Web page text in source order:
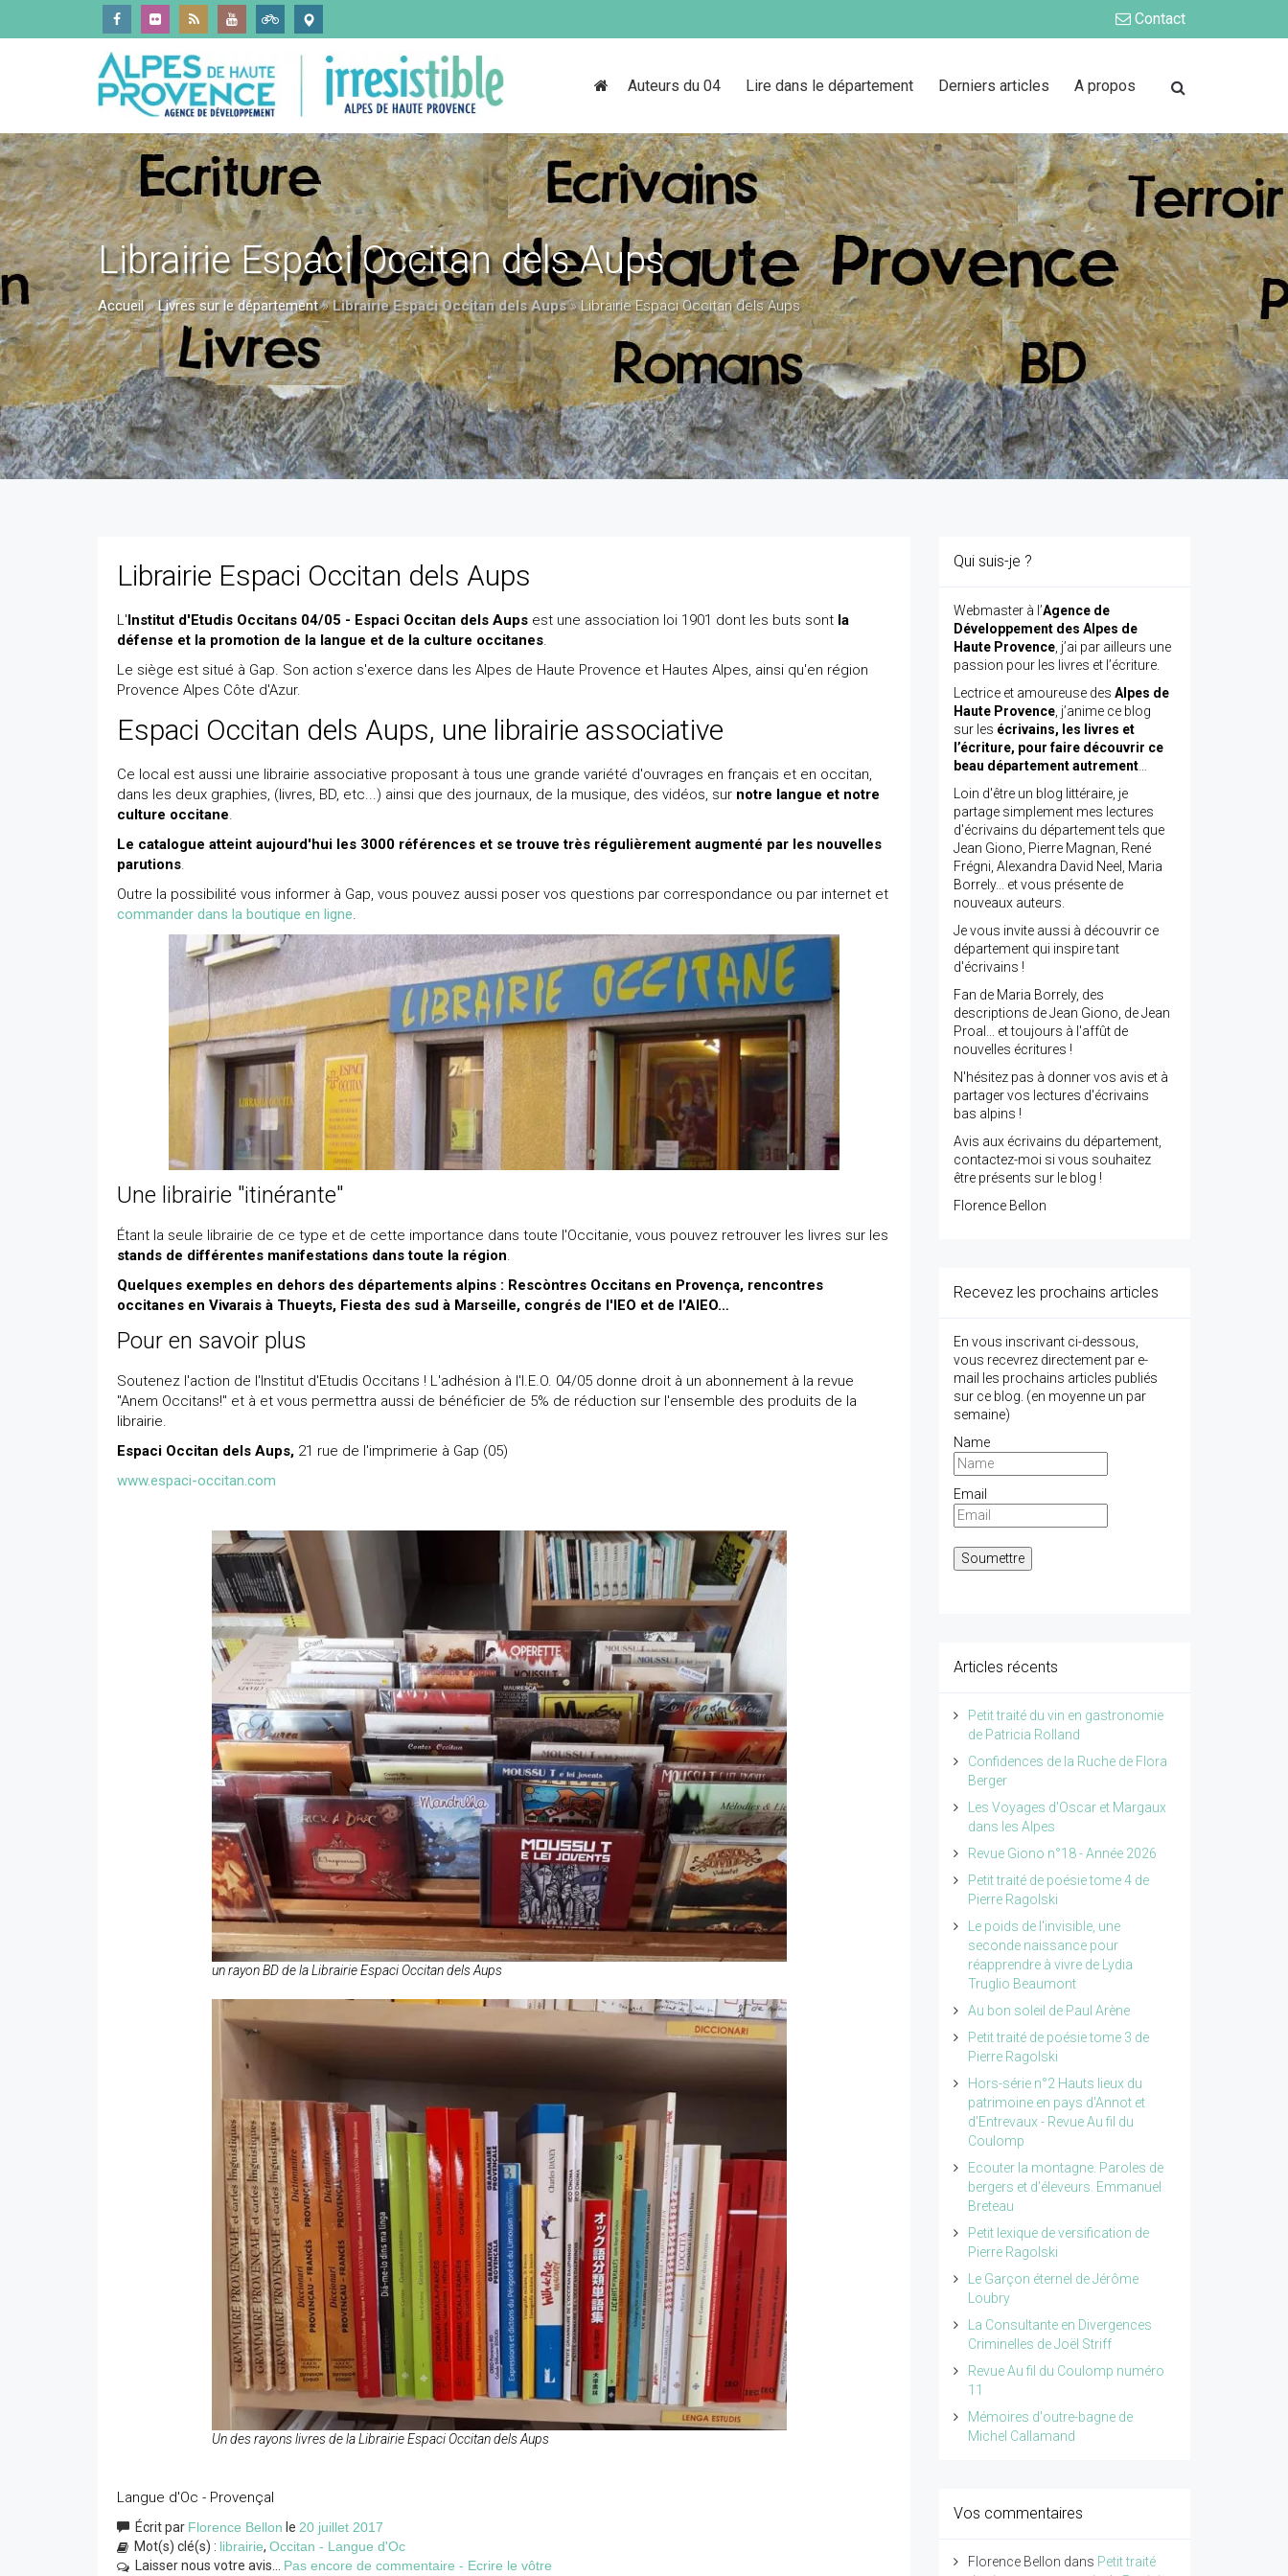
Contact
Auteurs du 04 Lire dans le département Derniers articles A propos
Librairie Espaci Occitan dels Aups
Accueil»Livres sur le département»Librairie Espaci Occitan dels Aups»Librairie Espaci Occitan dels Aups
Librairie Espaci Occitan dels Aups
L'Institut d'Etudis Occitans 04/05 - Espaci Occitan dels Aups est une association loi 1901 dont les buts sont la
défense et la promotion de la langue et de la culture occitanes.
Le siège est situé à Gap. Son action s'exerce dans les Alpes de Haute Provence et Hautes Alpes, ainsi qu'en région
Provence Alpes Côte d'Azur.
Espaci Occitan dels Aups, une librairie associative
Ce local est aussi une librairie associative proposant à tous une grande variété d'ouvrages en français et en occitan,
dans les deux graphies, (livres, BD, etc...) ainsi que des journaux, de la musique, des vidéos, sur notre langue et notre
culture occitane.
Le catalogue atteint aujourd'hui les 3000 références et se trouve très régulièrement augmenté par les nouvelles
parutions.
Outre la possibilité vous informer à Gap, vous pouvez aussi poser vos questions par correspondance ou par internet et
commander dans la boutique en ligne.
Une librairie "itinérante"
Étant la seule librairie de ce type et de cette importance dans toute l'Occitanie, vous pouvez retrouver les livres sur les
stands de différentes manifestations dans toute la région.
Quelques exemples en dehors des départements alpins : Rescòntres Occitans en Provença, rencontres
occitanes en Vivarais à Thueyts, Fiesta des sud à Marseille, congrés de l'IEO et de l'AIEO…
Pour en savoir plus
Soutenez l'action de l'Institut d'Etudis Occitans ! L'adhésion à l'I.E.O. 04/05 donne droit à un abonnement à la revue
"Anem Occitans!" et à et vous permettra aussi de bénéficier de 5% de réduction sur l'ensemble des produits de la
librairie.
Espaci Occitan dels Aups, 21 rue de l'imprimerie à Gap (05)
www.espaci-occitan.com
un rayon BD de la Librairie Espaci Occitan dels Aups
Un des rayons livres de la Librairie Espaci Occitan dels Aups
Langue d'Oc - Provençal
Écrit par Florence Bellon le 20 juillet 2017
Mot(s) clé(s) : librairie, Occitan - Langue d'Oc
Laisser nous votre avis... Pas encore de commentaire - Ecrire le vôtre
Qui suis-je ?
Webmaster à l’Agence de
Développement des Alpes de
Haute Provence, j’ai par ailleurs une
passion pour les livres et l’écriture.
Lectrice et amoureuse des Alpes de
Haute Provence, j’anime ce blog
sur les écrivains, les livres et
l’écriture, pour faire découvrir ce
beau département autrement…
Loin d'être un blog littéraire, je
partage simplement mes lectures
d'écrivains du département tels que
Jean Giono, Pierre Magnan, René
Frégni, Alexandra David Neel, Maria
Borrely... et vous présente de
nouveaux auteurs.
Je vous invite aussi à découvrir ce
département qui inspire tant
d'écrivains !
Fan de Maria Borrely, des
descriptions de Jean Giono, de Jean
Proal... et toujours à l'affût de
nouvelles écritures !
N'hésitez pas à donner vos avis et à
partager vos lectures d'écrivains
bas alpins !
Avis aux écrivains du département,
contactez-moi si vous souhaitez
être présents sur le blog !
Florence Bellon
Recevez les prochains articles
En vous inscrivant ci-dessous,
vous recevrez directement par e-
mail les prochains articles publiés
sur ce blog. (en moyenne un par
semaine)
Name
Email
Articles récents
Petit traité du vin en gastronomie
de Patricia Rolland
Confidences de la Ruche de Flora
Berger
Les Voyages d'Oscar et Margaux
dans les Alpes
Revue Giono n°18 - Année 2026
Petit traité de poésie tome 4 de
Pierre Ragolski
Le poids de l'invisible, une
seconde naissance pour
réapprendre à vivre de Lydia
Truglio Beaumont
Au bon soleil de Paul Arène
Petit traité de poésie tome 3 de
Pierre Ragolski
Hors-série n°2 Hauts lieux du
patrimoine en pays d'Annot et
d'Entrevaux - Revue Au fil du
Coulomp
Ecouter la montagne. Paroles de
bergers et d'éleveurs. Emmanuel
Breteau
Petit lexique de versification de
Pierre Ragolski
Le Garçon éternel de Jérôme
Loubry
La Consultante en Divergences
Criminelles de Joël Striff
Revue Au fil du Coulomp numéro
11
Mémoires d'outre-bagne de
Michel Callamand
Vos commentaires
Florence Bellon dans Petit traité